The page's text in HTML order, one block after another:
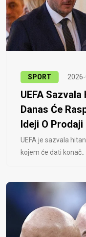
SPORT
UEFA
Danas Će
Ideji O
UEFA je sazvala
kojem će dati konač..